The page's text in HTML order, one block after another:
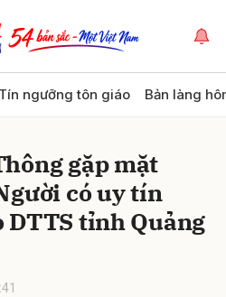
Tín ngưỡng tôn giáo Bản làng
gặp mặt
có uy tín
DTTS tỉnh Quảng